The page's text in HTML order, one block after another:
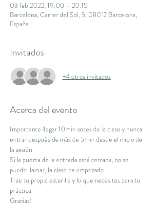
03 feb 2022, 19:00 – 20:15
Barcelona, Carrer del Sol, 5, 08012 Barcelona,
España
Invitados
+4 otros invitados
Acerca del evento
Importante llegar 10min antes de la clase y nunca
entrar después de más de 5min desde el inicio de
la sesión.
Si la puerta de la entrada está cerrada, no se
puede llamar, la clase ha empezado.
Trae tu propia esterilla y lo que necesites para tu
práctica.
Gracias!